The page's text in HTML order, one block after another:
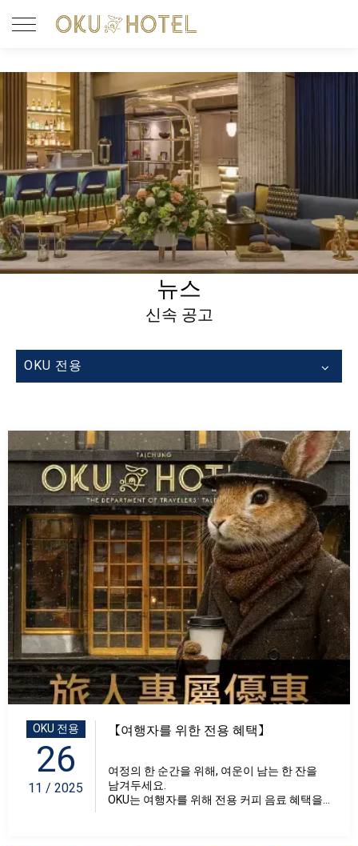
뉴스
신속 공고
OKU 전용
OKU 전용
26
11 / 2025
【여행자를 위한 전용 혜택】
여정의 한 순간을 위해, 여운이 남는 한 잔을
남겨두세요.
OKU는 여행자를 위해 전용 커피 음료 혜택을...